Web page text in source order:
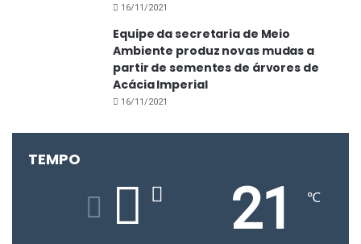
16/11/2021
Equipe da secretaria de Meio
Ambiente produz novas mudas a
partir de sementes de árvores de
Acácia Imperial
16/11/2021
TEMPO
21 ℃